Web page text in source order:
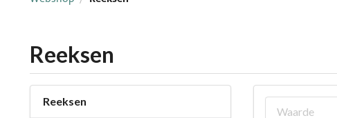
Reeksen
Reeksen